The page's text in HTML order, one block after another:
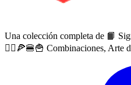
Una colección completa de 📙
🙅‍♀️🍕🍔🍟 Combinaciones, Arte